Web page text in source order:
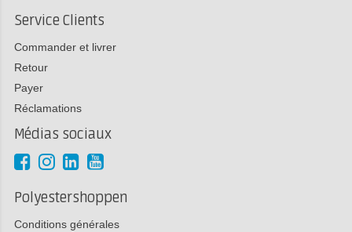
Service Clients
Commander et livrer
Retour
Payer
Réclamations
Médias sociaux
Polyestershoppen
Conditions générales